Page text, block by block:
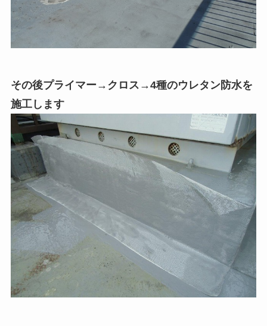
その後プライマー→クロス→4種のウレタン防水を
施工します